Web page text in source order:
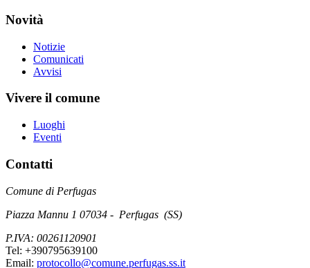
Novità
Notizie
Comunicati
Avvisi
Vivere il comune
Luoghi
Eventi
Contatti
Comune di Perfugas
Piazza Mannu 1 07034 - Perfugas (SS)
P.IVA: 00261120901
Tel: +390795639100
Email: protocollo@comune.perfugas.ss.it